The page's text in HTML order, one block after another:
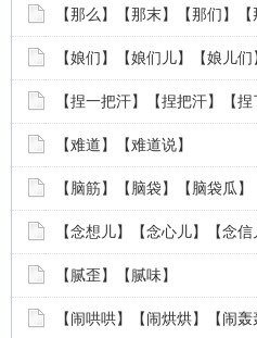
【那么】【那末】【那们】【
【娘们】【娘们儿】【娘儿们
【捏一把汗】【捏把汗】【
【难道】【难道说】
【脑筋】【脑袋】【脑袋瓜
【念想儿】【念心儿】【念信
【腻歪】【腻味】
【闹哄哄】【闹烘烘】【闹轰